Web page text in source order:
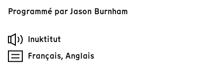
Programmé parJason Burnham
Inuktitut
Français, Anglais